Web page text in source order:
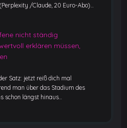
/Claude, 20 Euro-Abo)…
nicht ständig
erklären müssen,
Satz: jetzt reiß dich mal
man über das Stadium des
schon längst hinaus…